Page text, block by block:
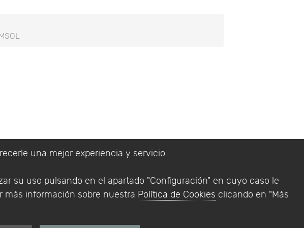
una mejor experiencia y servicio.
su uso pulsando en el apartado "Configuración" en cuyo caso le
más información sobre nuestra Política de Cookies clicando en "Más
de Cookies
1994 - 2026. Addlink Software
de soluciones software para